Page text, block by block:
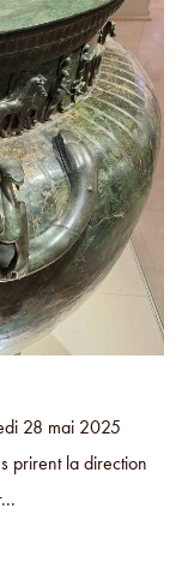
28 mai 2025
prirent la direction